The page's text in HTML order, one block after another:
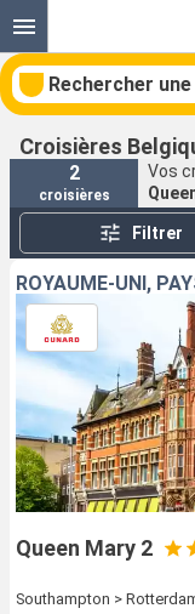
Rechercher
Nos destinations
Mois de départ
Ports
Croisières
2
croisières
Vos
Filtrer
ROYAUME-UNI,
Queen Mary 2
Southampton >